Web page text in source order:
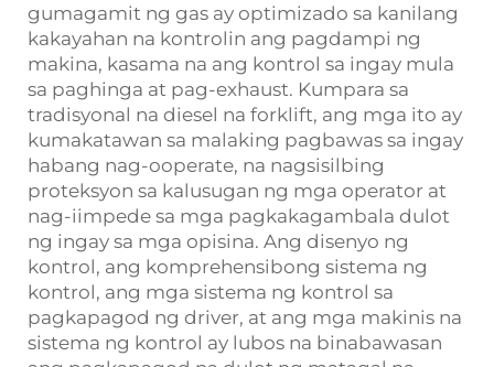
gumagamit ng gas ay optimizado sa kanilang
kakayahan na kontrolin ang pagdampi ng
makina, kasama na ang kontrol sa ingay mula
sa paghinga at pag-exhaust. Kumpara sa
tradisyonal na diesel na forklift, ang mga ito ay
kumakatawan sa malaking pagbawas sa ingay
habang nag-ooperate, na nagsisilbing
proteksyon sa kalusugan ng mga operator at
nag-iimpede sa mga pagkakagambala dulot
ng ingay sa mga opisina. Ang disenyo ng
kontrol, ang komprehensibong sistema ng
kontrol, ang mga sistema ng kontrol sa
pagkapagod ng driver, at ang mga makinis na
sistema ng kontrol ay lubos na binabawasan